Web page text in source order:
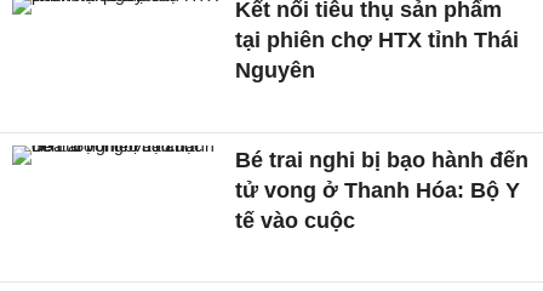
Kết nối tiêu thụ sản phẩm
tại phiên chợ HTX tỉnh Thái
Nguyên
Bé trai nghi bị bạo hành đến
tử vong ở Thanh Hóa: Bộ Y
tế vào cuộc